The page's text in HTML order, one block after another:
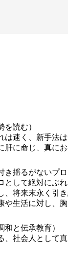
を読む）
は速く、新手法
肝に命じ、真に
き揺るがないプロ
として絶対にぶ
、将来末永く引
や生活に対し、
和と伝承教育）
、社会人として